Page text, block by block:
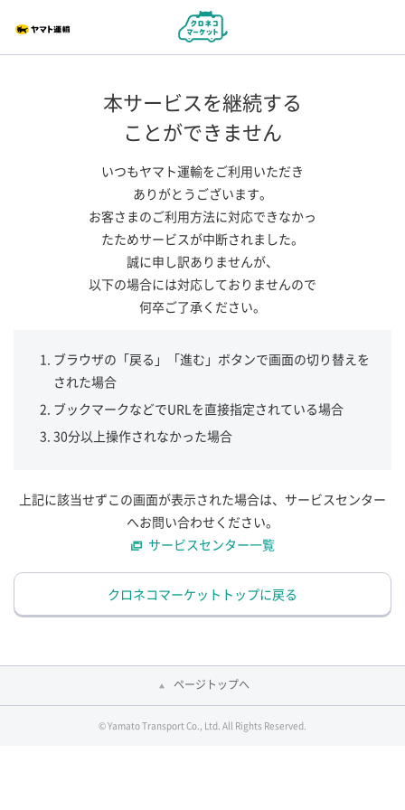
本サービスを継続する
ことができません
いつもヤマト運輸をご利用いただき
ありがとうございます。
お客さまのご利用方法に対応できなかっ
たためサービスが中断されました。
誠に申し訳ありませんが、
以下の場合には対応しておりませんので
何卒ご了承ください。
ブラウザの「戻る」「進む」ボタンで画面の切り替えを
された場合
ブックマークなどでURLを直接指定されている場合
30分以上操作されなかった場合
上記に該当せずこの画面が表示された場合は、サービスセンター
へお問い合わせください。
サービスセンター一覧
クロネコマーケットトップに戻る
ページトップへ
© Yamato Transport Co., Ltd. All Rights Reserved.